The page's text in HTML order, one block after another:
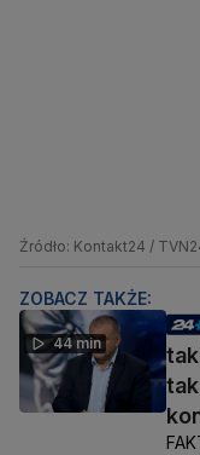
Źródło: Kontakt24 /
ZOBACZ TAKŻE:
44 min